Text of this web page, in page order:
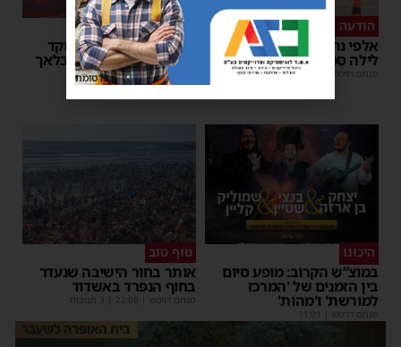
הודעה לנהגים
אלפי נהגים יושפעו: עבודות
לילה סמוך לאשדוד
מנחם דויטש 11:10
כל טיפה מצילה
אשדוד מצילה חיים: מוקד
התרמת דם ליד השטיבלאך
משה קאהן |
11:05
היכונו
במוצ”ש הקרוב: מופע סיום
בין הזמנים של 'המרכז
למורשת' ו'מהות'
מנחם דויטש 11:01
סוף טוב
אותר בחור הישיבה שנעדר
בחוף הנפרד באשדוד
מנחם דויטש 22:08
פרסומת